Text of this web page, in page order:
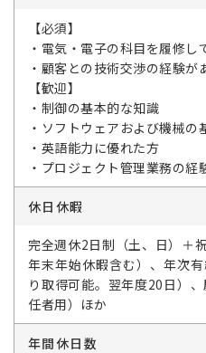
【必須】
・電気・電子の科目を履修し
・顧客との技術交渉の経験が
【歓迎】
・制御の基本的な知識
・ソフトウェアおよび機械の
・英語能力に優れた方
・プロジェクト管理業務の経
休日休暇
完全週休2日制（土、日）＋
年末年始休暇含む）、年次
り取得可能。翌年度20日）
任者用）ほか
年間休日数